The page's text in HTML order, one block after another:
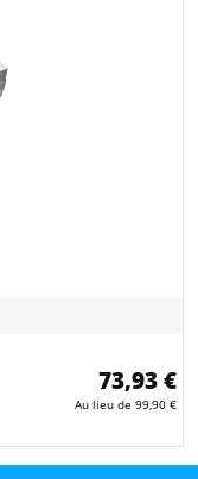
73,93 €
Au lieu de 99,90 €